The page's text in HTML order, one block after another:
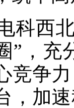
西北
”，
竞争
，加